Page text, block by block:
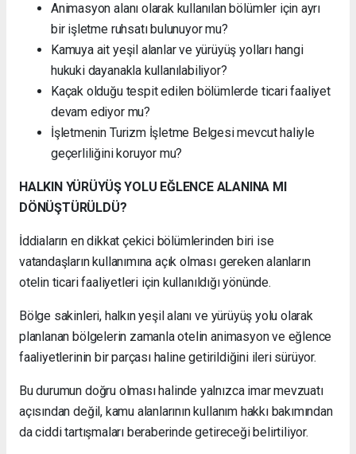
Animasyon alanı olarak kullanılan bölümler için ayrı
bir işletme ruhsatı bulunuyor mu?
Kamuya ait yeşil alanlar ve yürüyüş yolları hangi
hukuki dayanakla kullanılabiliyor?
Kaçak olduğu tespit edilen bölümlerde ticari faaliyet
devam ediyor mu?
İşletmenin Turizm İşletme Belgesi mevcut haliyle
geçerliliğini koruyor mu?
HALKIN YÜRÜYÜŞ YOLU EĞLENCE ALANINA MI
DÖNÜŞTÜRÜLDÜ?
İddiaların en dikkat çekici bölümlerinden biri ise
vatandaşların kullanımına açık olması gereken alanların
otelin ticari faaliyetleri için kullanıldığı yönünde.
Bölge sakinleri, halkın yeşil alanı ve yürüyüş yolu olarak
planlanan bölgelerin zamanla otelin animasyon ve eğlence
faaliyetlerinin bir parçası haline getirildiğini ileri sürüyor.
Bu durumun doğru olması halinde yalnızca imar mevzuatı
açısından değil, kamu alanlarının kullanım hakkı bakımından
da ciddi tartışmaları beraberinde getireceği belirtiliyor.